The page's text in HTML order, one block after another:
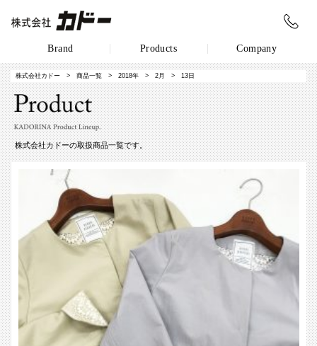
Brand Products Company
株式会社カドー > 商品一覧 > 2018年 > 2月 > 13日
株式会社カドーの取扱商品一覧です。